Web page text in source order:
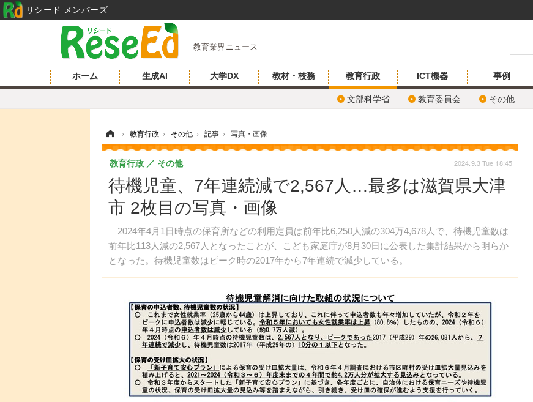
教育業界ニュース
ホーム 生成AI 大学DX 教材・校務 教育行政
文部科学省 教育委員会 その他
ICT機器 事例
› 教育行政 › その他 › 記事 › 写真・画像
待機児童、7年連続減で2,567人…最多は滋賀県大津
市 2枚目の写真・画像
2024年4月1日時点の保育所などの利用定員は前年比6,250人減の304万4,678人で、待機児童数は
前年比113人減の2,567人となったことが、こども家庭庁が8月30日に公表した集計結果から明らか
となった。待機児童数はピーク時の2017年から7年連続で減少している。
教育行政 その他 2024.9.3 Tue 18:45
リシード メンバーズ